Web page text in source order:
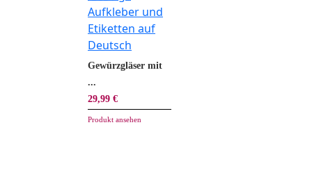
Gewürzgläser mit
...
29,99 €
Produkt ansehen